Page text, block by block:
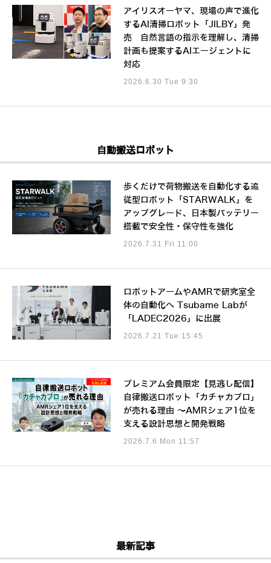
アイリスオーヤマ、現場の声で進化
するAI清掃ロボット「JILBY」発
売 自然言語の指示を理解し、清掃
計画も提案するAIエージェントに
対応
2026.6.30 Tue 9:30
自動搬送ロボット
歩くだけで荷物搬送を自動化する追
従型ロボット「STARWALK」を
アップグレード、日本製バッテリー
搭載で安全性・保守性を強化
2026.7.31 Fri 11:00
ロボットアームやAMRで研究室全
体の自動化へ Tsubame Labが
「LADEC2026」に出展
2026.7.21 Tue 15:45
プレミアム会員限定【見逃し配信】
自律搬送ロボット「カチャカプロ」
が売れる理由 ～AMRシェア1位を
支える設計思想と開発戦略
2026.7.6 Mon 11:57
最新記事